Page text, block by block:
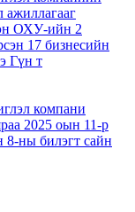
ОХУ-ийн 2
17 бизнесийн
Гүн т
компани
2025 оын 11-р
ны билэгт сайн